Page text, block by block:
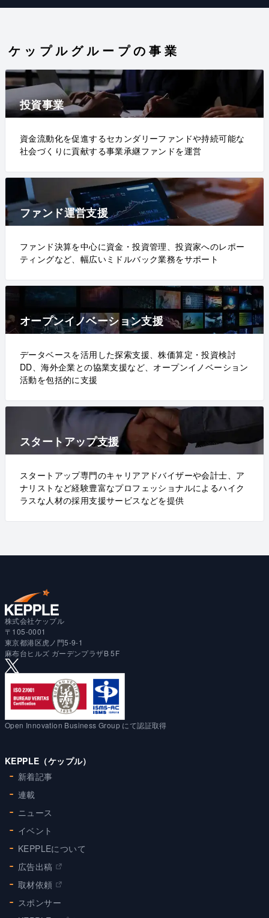
ケップルグループの事業
投資事業
資金流動化を促進するセカンダリーファンドや持続可能な
社会づくりに貢献する事業承継ファンドを運営
ファンド運営支援
ファンド決算を中心に資金・投資管理、投資家へのレポー
ティングなど、幅広いミドルバック業務をサポート
オープンイノベーション支援
データベースを活用した探索支援、株価算定・投資検討
DD、海外企業との協業支援など、オープンイノベーション
活動を包括的に支援
スタートアップ支援
スタートアップ専門のキャリアアドバイザーや会計士、ア
ナリストなど経験豊富なプロフェッショナルによるハイク
ラスな人材の採用支援サービスなどを提供
株式会社ケップル
〒105-0001
東京都港区虎ノ門5-9-1
麻布台ヒルズ ガーデンプラザB 5F
Open Innovation Business Group にて認証取得
KEPPLE（ケップル）
新着記事
連載
ニュース
イベント
KEPPLEについて
広告出稿
取材依頼
スポンサー